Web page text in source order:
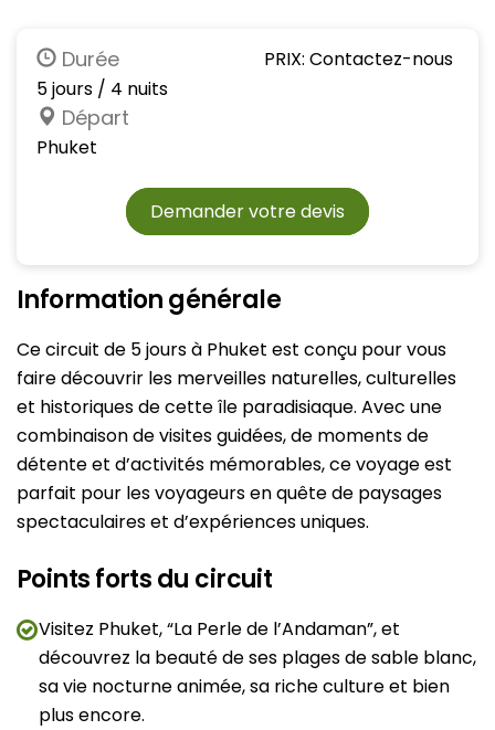
Durée
5 jours / 4 nuits
Départ
Phuket
PRIX: Contactez-nous
Demander votre devis
Information générale
Ce circuit de 5 jours à Phuket est conçu pour vous
faire découvrir les merveilles naturelles, culturelles
et historiques de cette île paradisiaque. Avec une
combinaison de visites guidées, de moments de
détente et d’activités mémorables, ce voyage est
parfait pour les voyageurs en quête de paysages
spectaculaires et d’expériences uniques.
Points forts du circuit
Visitez Phuket, “La Perle de l’Andaman”, et
découvrez la beauté de ses plages de sable blanc,
sa vie nocturne animée, sa riche culture et bien
plus encore.